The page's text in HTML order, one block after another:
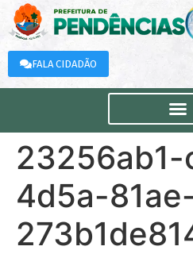
FALA CIDADÃO
23256ab1-
4d5a-